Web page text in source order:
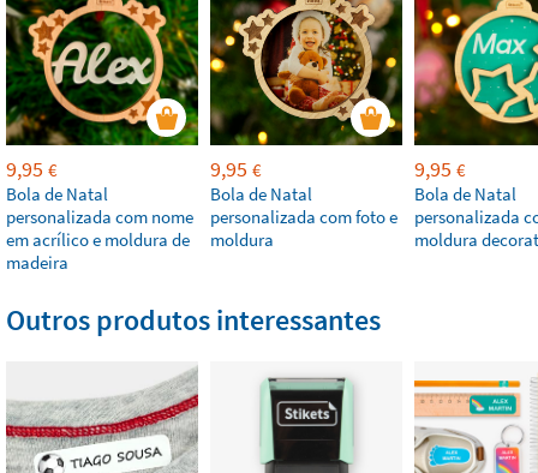
9,95 €
Bola de Natal
personalizada com nome
em acrílico e moldura de
madeira
9,95 €
Bola de Natal
personalizada com foto e
moldura
9,95 €
Bola de Natal
personalizada
moldura
Outros produtos interessantes